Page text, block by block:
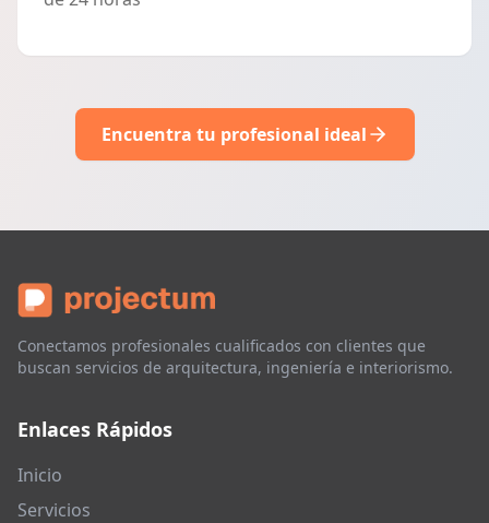
Encuentra tu profesional ideal
Conectamos profesionales cualificados con clientes que
buscan servicios de arquitectura, ingeniería e interiorismo.
Enlaces Rápidos
Inicio
Servicios